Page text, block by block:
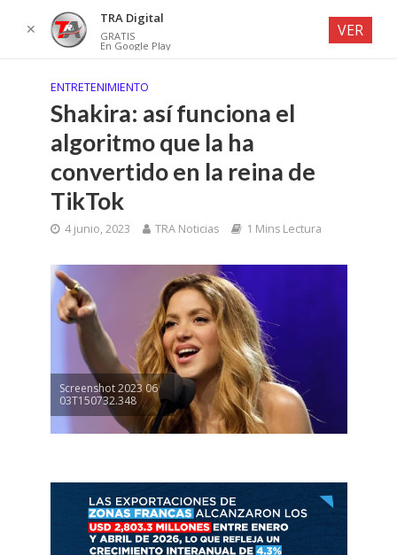
ENTRETENIMIENTO
Shakira: así funciona el
algoritmo que la ha
convertido en la reina de
TikTok
4 junio, 2023 TRA Noticias 1 Mins Lectura
Screenshot 2023 06
03T150732.348
✕
TRA Digital
GRATIS
En Google Play
VER